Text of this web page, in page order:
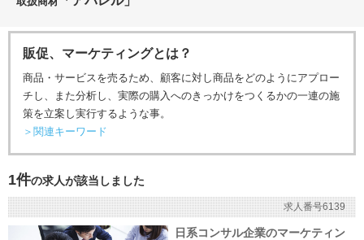
販促、マーケティングとは？
商品・サービスを売るため、顧客に対し商品をどのようにアプロー
チし、また分析し、実際の購入へのきっかけをつくるかの一連の施
策を立案し実行するような事。
＞関連キーワード
1件の求人が該当しました
求人番号6139
日系コンサル企業のマーケティン